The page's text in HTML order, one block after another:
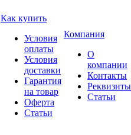
Как купить
Условия
оплаты
Условия
доставки
Гарантия
на товар
Оферта
Статьи
Компания
О
компании
Контакты
Реквизиты
Статьи